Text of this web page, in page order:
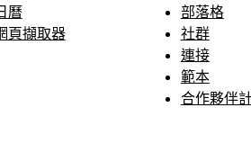
曆
頁擷取器
部落格
社群
連接
範本
合作夥伴